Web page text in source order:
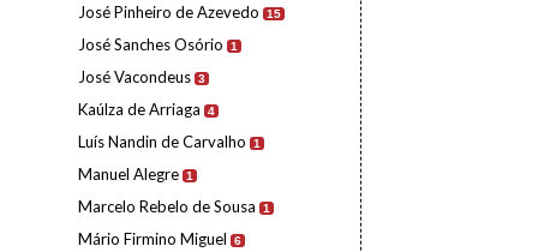
José Pinheiro de Azevedo 15
José Sanches Osório 1
José Vacondeus 3
Kaúlza de Arriaga 4
Luís Nandin de Carvalho 1
Manuel Alegre 1
Marcelo Rebelo de Sousa 1
Mário Firmino Miguel 6